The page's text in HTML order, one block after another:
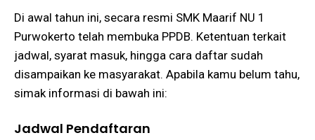
Di awal tahun ini, secara resmi SMK Maarif NU 1
Purwokerto telah membuka PPDB. Ketentuan terkait
jadwal, syarat masuk, hingga cara daftar sudah
disampaikan ke masyarakat. Apabila kamu belum tahu,
simak informasi di bawah ini:
Jadwal Pendaftaran